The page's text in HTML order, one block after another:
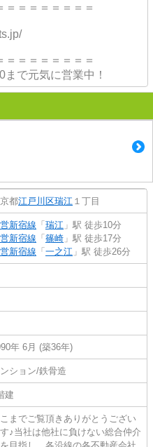
＝＝＝＝＝＝＝＝
＝＝＝＝＝＝＝＝
で元気に営業中！
都江戸川区瑞江 １丁目
新宿線 「 瑞江 」駅 徒歩10分
新宿線 「 篠崎 」駅 徒歩17分
新宿線 「 一之江 」駅 徒歩26分
年 6月 (築36年)
ション/鉄骨造
建
までご覧頂きありがとうござい
♪当社は他社に負けない総合仲介